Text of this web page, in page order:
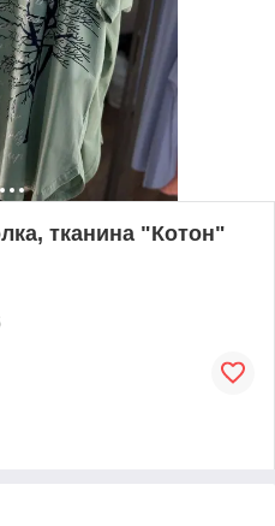
тканина "Котон"